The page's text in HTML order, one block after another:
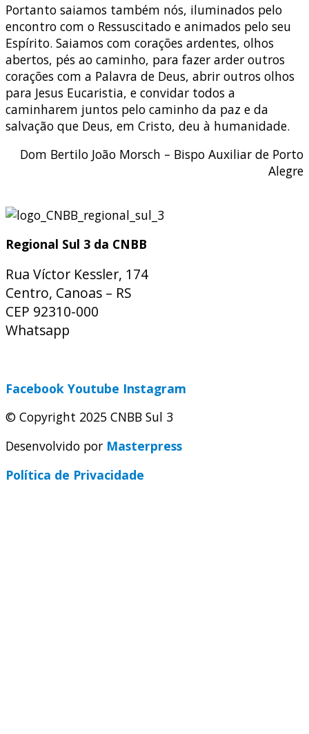
Portanto saiamos também nós, iluminados pelo
encontro com o Ressuscitado e animados pelo seu
Espírito. Saiamos com corações ardentes, olhos
abertos, pés ao caminho, para fazer arder outros
corações com a Palavra de Deus, abrir outros olhos
para Jesus Eucaristia, e convidar todos a
caminharem juntos pelo caminho da paz e da
salvação que Deus, em Cristo, deu à humanidade.
Dom Bertilo João Morsch – Bispo Auxiliar de Porto
Alegre
Regional Sul 3 da CNBB
Rua Víctor Kessler, 174
Centro, Canoas – RS
CEP 92310-000
Whatsapp
Facebook Youtube Instagram
© Copyright 2025 CNBB Sul 3
Desenvolvido por Masterpress
Política de Privacidade